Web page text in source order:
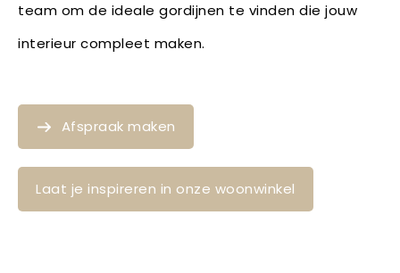
team om de ideale gordijnen te vinden die jouw
interieur compleet maken.
Afspraak maken
Laat je inspireren in onze woonwinkel